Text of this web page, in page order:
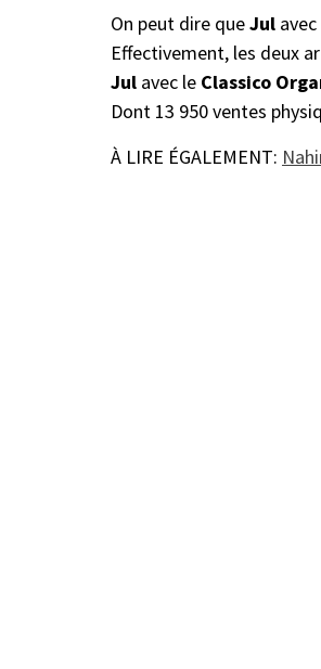
On peut dire queJul
Effectivement, les deux
Jul avec le Classico
Dont 13 950 ventes
À LIRE ÉGALEMENT: